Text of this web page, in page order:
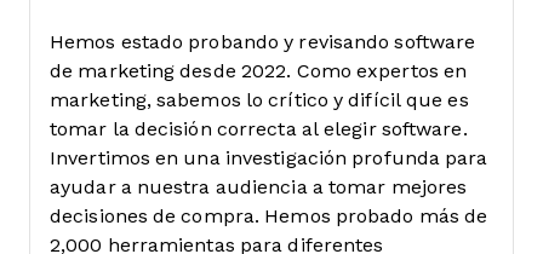
Hemos estado probando y revisando software
de marketing desde 2022. Como expertos en
marketing, sabemos lo crítico y difícil que es
tomar la decisión correcta al elegir software.
Invertimos en una investigación profunda para
ayudar a nuestra audiencia a tomar mejores
decisiones de compra. Hemos probado más de
2,000 herramientas para diferentes